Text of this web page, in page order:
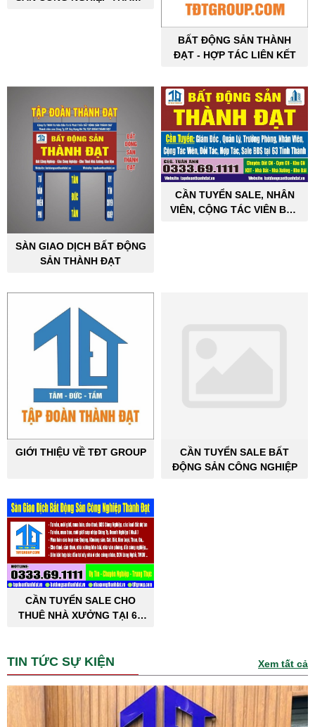
BẤT ĐỘNG SẢN THÀNH
ĐẠT - HỢP TÁC LIÊN KẾT
SÀN GIAO DỊCH BẤT ĐỘNG
SẢN THÀNH ĐẠT
CẦN TUYỂN SALE, NHÂN
VIÊN, CỘNG TÁC VIÊN BẤT
GIỚI THIỆU VỀ TĐT GROUP
CẦN TUYỂN SALE BẤT
ĐỘNG SẢN CÔNG NGHIỆP
CẦN TUYỂN SALE CHO
THUÊ NHÀ XƯỞNG TẠI 63
TIN TỨC SỰ KIỆN Xem tất cả